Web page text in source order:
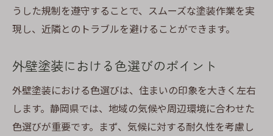
地域に根差した業者の強み
うした規制を遵守することで、スムーズな塗装作業を実
現し、近隣とのトラブルを避けることができます。
外壁塗装における色選びのポイント
外壁塗装における色選びは、住まいの印象を大きく左右
します。静岡県では、地域の気候や周辺環境に合わせた
色選びが重要です。まず、気候に対する耐久性を考慮し